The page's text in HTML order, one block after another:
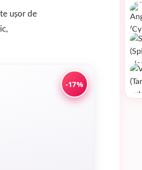
ușor de
-17%